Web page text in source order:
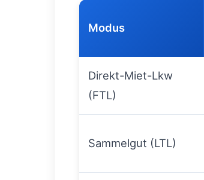
Modus
Direkt-Miet-Lkw
(FTL)
Sammelgut (LTL)